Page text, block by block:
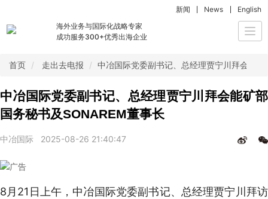
海外业务与国际化战略专家
成功服务300+优秀出海企业
新闻 News English
首页 走出去电报 中冶国际党委副书记、总经理贾宁川拜会能
中冶国际党委副书记、总经理贾宁川拜会能矿部
国务秘书及SONAREM董事长
中冶国际 2025-08-26 21:40:47
8月21日上午，中冶国际党委副书记、总经理贾宁川拜访